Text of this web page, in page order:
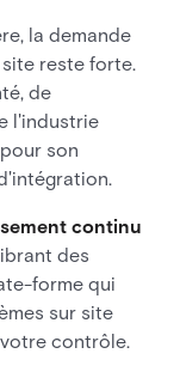
la demande
reste forte.
de
l'industrie
son
continu
des
forme qui
sur site
contrôle.